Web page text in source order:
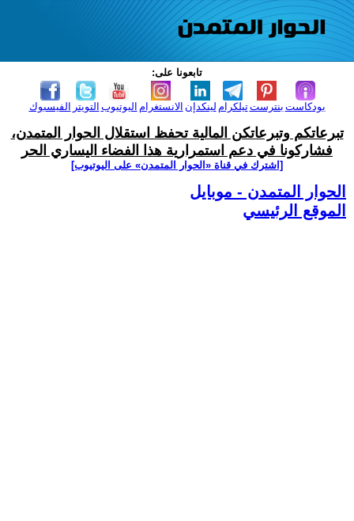
تابعونا على:
الفيسبوك التويتر اليوتيوب الانستغرام لينكدإن تيلكرامبنترست بودكاست
تبرعاتكم وتبرعاتكن المالية تحفظ استقلال الحوار المتمدن،
فشاركونا في دعم استمرارية هذا الفضاء اليساري الحر
[اشترك في قناة ‫«الحوار المتمدن» على اليوتيوب]
الحوار المتمدن - موبايل
الموقع الرئيسي